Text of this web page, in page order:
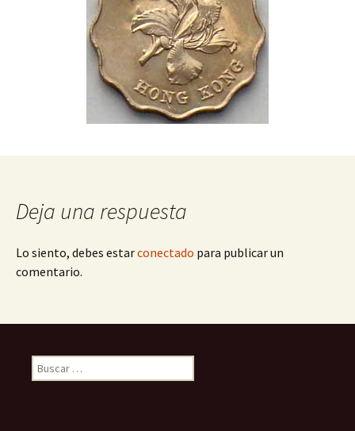
Deja una respuesta
Lo siento, debes estarconectado para publicar un
comentario.
Buscar: